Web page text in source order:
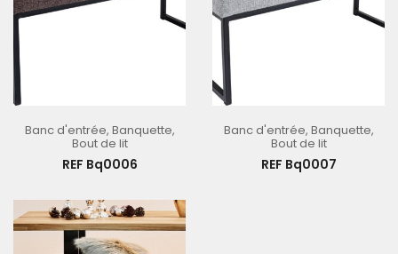
Banc d'entrée, Banquette,
Bout de lit
REF Bq0006
Banc d'entrée, Banquette,
Bout de lit
REF Bq0007